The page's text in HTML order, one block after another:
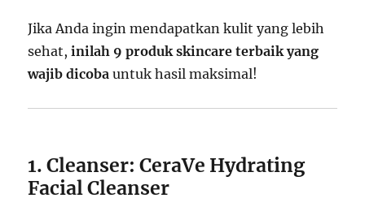
Jika Anda ingin mendapatkan kulit yang lebih
sehat,inilah 9 produk skincare terbaik yang
wajib dicoba untuk hasil maksimal!
1. Cleanser: CeraVe Hydrating
Facial Cleanser